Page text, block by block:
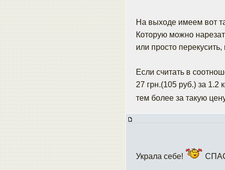
На выходе имеем вот
Которую можно
или просто перекусить,
Если считать в
27 грн.(105 руб.) за 1.2
тем более за такую
Украла себе!